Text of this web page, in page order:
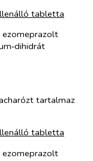
tabletta
tartalmaz
tabletta